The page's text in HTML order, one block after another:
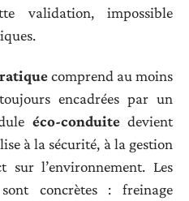
validation, impossible
comprend au moins
encadrées par un
éco-conduitedevient
à la sécurité, à la gestion
sur l’environnement. Les
sont concrètes : freinage